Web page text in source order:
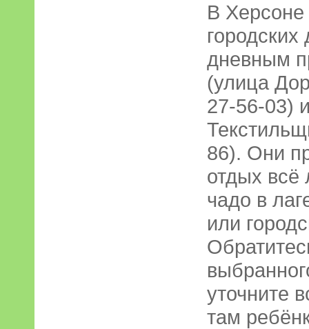
В
городских
дневным
(улица
27-56-03)
86). Они
отдых всё
чадо в
или
уточните
там